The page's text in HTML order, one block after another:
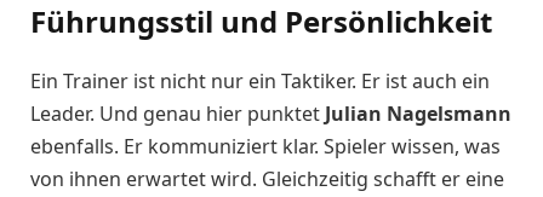
Führungsstil und Persönlichkeit
Ein Trainer ist nicht nur ein Taktiker. Er ist auch ein
Leader. Und genau hier punktet Julian Nagelsmann
ebenfalls. Er kommuniziert klar. Spieler wissen, was
von ihnen erwartet wird. Gleichzeitig schafft er eine